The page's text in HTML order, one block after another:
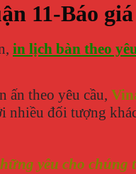
11-Báo
in lịch bàn theo
ấn theo yêu cầu,
nhiều đối tượng
yêu cho